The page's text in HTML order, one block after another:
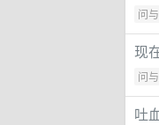
问
现
问
吐